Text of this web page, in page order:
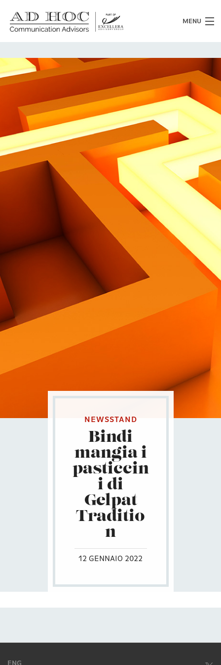
MENU
Chi siamo
Cosa facciamo
News
Clienti
Heritage
Lavora con noi
Contatti
Eng
NEWSSTAND
Bindi
mangia i
pasticcin
i di
Gelpat
Traditio
n
12 GENNAIO 2022
ENG